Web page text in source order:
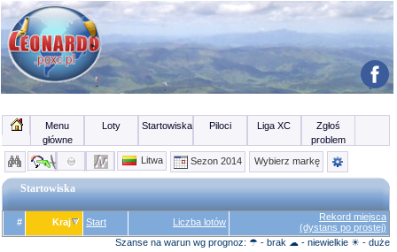
Menu
główne
Loty Startowiska Piloci Liga XC
Zgłoś
problem
Litwa
Sezon 2014 Wybierz markę
Startowiska
# Kraj Start Liczba lotów
Rekord miejsca
(dystans po prostej)
Szanse na warun wg prognoz: ☂ - brak ☁ - niewielkie ☀ - duże